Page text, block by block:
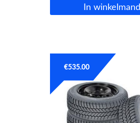
In winkelmand
€535.00